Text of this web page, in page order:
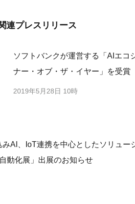
連プレスリリース
ソフトバンクが運営する「AIエコ
ナー・オブ・ザ・イヤー」を受賞
2019年5月28日 10時
みAI、IoT連携を中心としたソリ
動化展」出展のお知らせ